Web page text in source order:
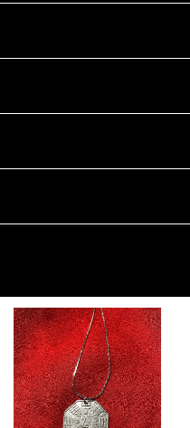
Yin Yang I Ching ユィ・ヤ
ン・アイ・チン 白魔術アミュ
レット
¥2,948